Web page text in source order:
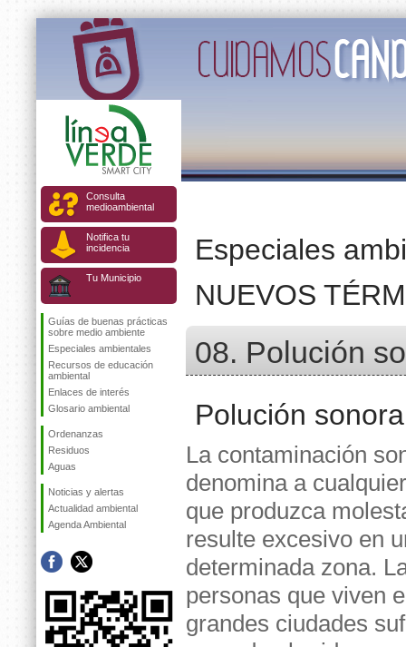
Consulta
medioambiental
Notifica tu
incidencia
Tu Municipio
Guías de buenas prácticas
sobre medio ambiente
Especiales ambientales
Recursos de educación
ambiental
Enlaces de interés
Glosario ambiental
Ordenanzas
Residuos
Aguas
Noticias y alertas
Actualidad ambiental
Agenda Ambiental
Especiales
NUEVOS
08. Polución
Polución sonora
La contaminación
denomina a
que produzca
resulte excesivo en
determinada zona.
personas que viven
grandes ciudades